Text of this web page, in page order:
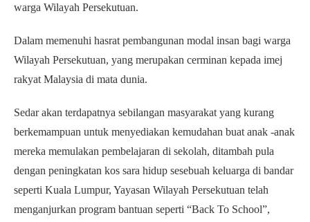
warga Wilayah Persekutuan.
Dalam memenuhi hasrat pembangunan modal insan bagi warga
Wilayah Persekutuan, yang merupakan cerminan kepada imej
rakyat Malaysia di mata dunia.
Sedar akan terdapatnya sebilangan masyarakat yang kurang
berkemampuan untuk menyediakan kemudahan buat anak -anak
mereka memulakan pembelajaran di sekolah, ditambah pula
dengan peningkatan kos sara hidup sesebuah keluarga di bandar
seperti Kuala Lumpur, Yayasan Wilayah Persekutuan telah
menganjurkan program bantuan seperti “Back To School”,